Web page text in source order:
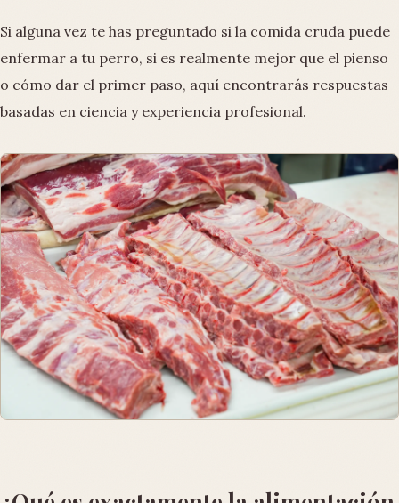
Si alguna vez te has preguntado si la comida cruda puede
enfermar a tu perro, si es realmente mejor que el pienso
o cómo dar el primer paso, aquí encontrarás respuestas
basadas en ciencia y experiencia profesional.